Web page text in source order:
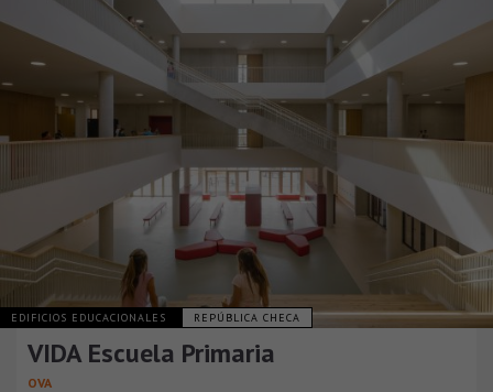
EDIFICIOS EDUCACIONALES REPÚBLICA CHECA
VIDA Escuela Primaria
OVA